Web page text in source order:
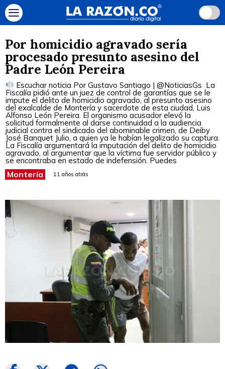
Por homicidio agravado sería
procesado presunto asesino del
Padre León Pereira
Escuchar noticia Por Gustavo Santiago | @NoticiasGs La
Fiscalía pidió ante un juez de control de garantías que se le
impute el delito de homicidio agravado, al presunto asesino
del exalcalde de Montería y sacerdote de esta ciudad, Luis
Alfonso León Pereira. El organismo acusador elevó la
solicitud formalmente al darse continuidad a la audiencia
judicial contra el sindicado del abominable crimen, de Deiby
José Banquet Julio, a quien ya le habían legalizado su captura.
La Fiscalía argumentará la imputación del delito de homicidio
agravado, al argumentar que la víctima fue servidor público y
se encontraba en estado de indefensión. Puedes
Montería 11 años atrás